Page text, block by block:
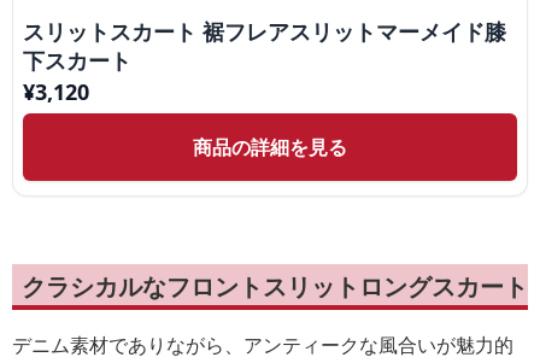
スリットスカート 裾フレアスリットマーメイド膝
下スカート
¥3,120
商品の詳細を見る
クラシカルなフロントスリットロングスカート
デニム素材でありながら、アンティークな風合いが魅力的